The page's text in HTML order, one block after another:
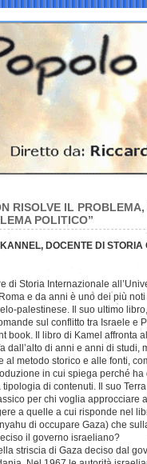
RISOLVE IL PROBLEMA,
POLITICO”
DOCENTE DI STORIA
di Storia Internazionale
e da anni è uno dei più noti
palestinese. Il suo ultimo
sul conflitto tra Israele e
book. Il libro di Kamel affronta
dall’alto di anni e anni di studi,
al metodo storico e alle fonti,
in cui spiega perché
di contenuti. Il suo
per chi voglia approcciare
a quelle a cui risponde nel
di occupare Gaza) che
il governo israeliano?
striscia di Gaza deciso dal